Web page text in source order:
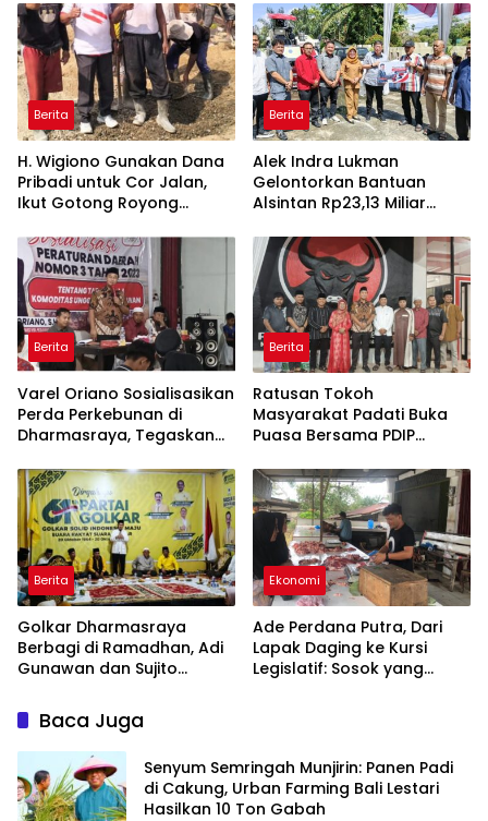
Berita
H. Wigiono Gunakan Dana
Pribadi untuk Cor Jalan,
Ikut Gotong Royong
Berita
Alek Indra Lukman
Gelontorkan Bantuan
Alsintan Rp23,13 Miliar
Dorong Modernisasi
Pertanian
Berita
Varel Oriano Sosialisasikan
Perda Perkebunan di
Dharmasraya, Tegaskan
Hak Petani Sawit
Berita
Ratusan Tokoh
Masyarakat Padati Buka
Puasa Bersama PDIP
Soliditas Kader Menguat
Berita
Golkar Dharmasraya
Berbagi di Ramadhan, Adi
Gunawan dan Sujito
Kader
Ekonomi
Ade Perdana Putra, Dari
Lapak Daging ke Kursi
Legislatif: Sosok yang
Baca Juga
Senyum Semringah Munjirin: Panen Padi
di Cakung, Urban Farming Bali Lestari
Hasilkan 10 Ton Gabah